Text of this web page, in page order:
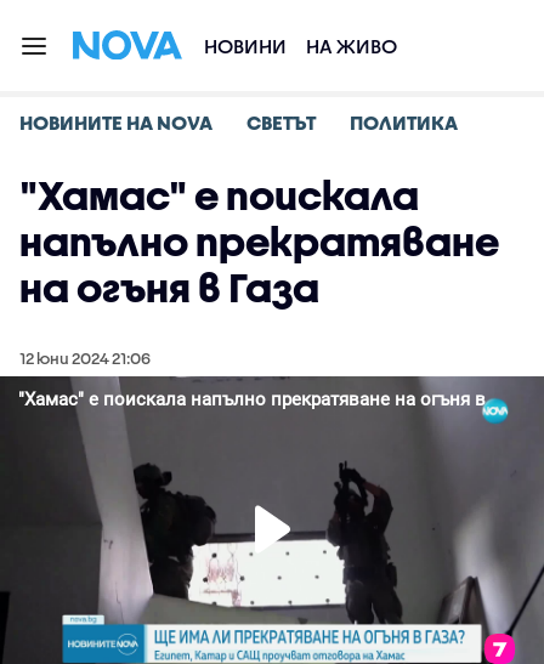
НОВИНИ НА ЖИВО
НОВИНИТЕ НА NOVA СВЕТЪТ ПОЛИТИКА
"Хамас" е поискала
напълно прекратяване
на огъня в Газа
12 юни 2024 21:06